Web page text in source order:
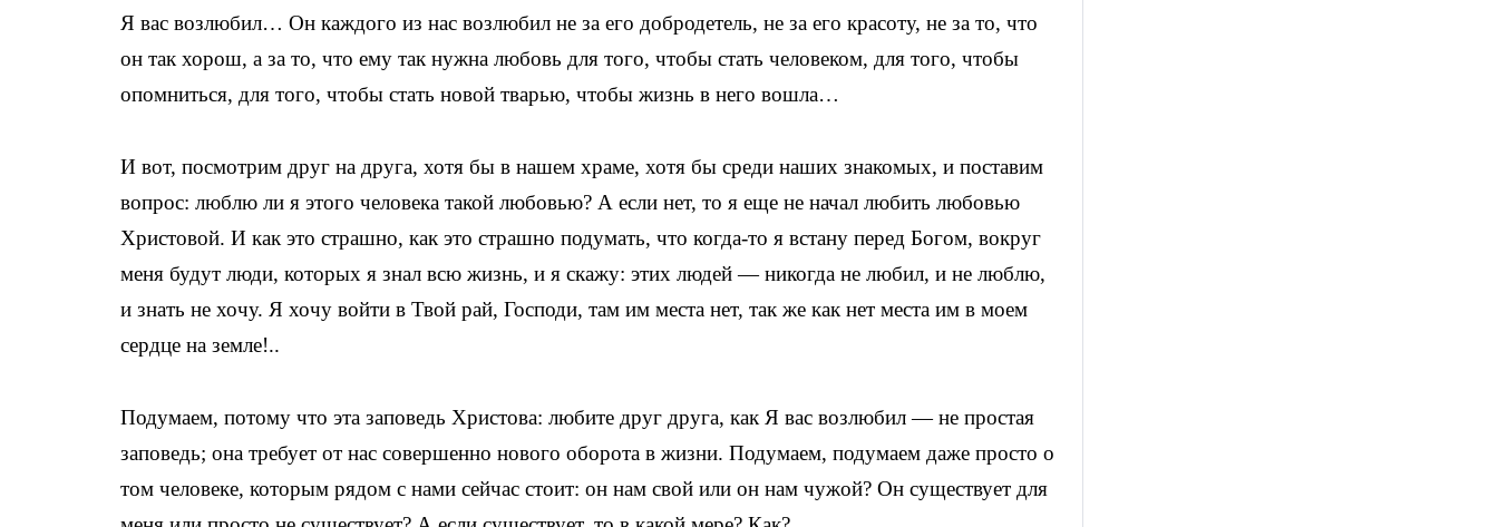
Я вас возлюбил… Он каждого из нас возлюбил не за его добродетель, не за его красоту, не за то, что
он так хорош, а за то, что ему так нужна любовь для того, чтобы стать человеком, для того, чтобы
опомниться, для того, чтобы стать новой тварью, чтобы жизнь в него вошла…
И вот, посмотрим друг на друга, хотя бы в нашем храме, хотя бы среди наших знакомых, и поставим
вопрос: люблю ли я этого человека такой любовью? А если нет, то я еще не начал любить любовью
Христовой. И как это страшно, как это страшно подумать, что когда-то я встану перед Богом, вокруг
меня будут люди, которых я знал всю жизнь, и я скажу: этих людей — никогда не любил, и не люблю,
и знать не хочу. Я хочу войти в Твой рай, Господи, там им места нет, так же как нет места им в моем
сердце на земле!..
Подумаем, потому что эта заповедь Христова: любите друг друга, как Я вас возлюбил — не простая
заповедь; она требует от нас совершенно нового оборота в жизни. Подумаем, подумаем даже просто о
том человеке, которым рядом с нами сейчас стоит: он нам свой или он нам чужой? Он существует для